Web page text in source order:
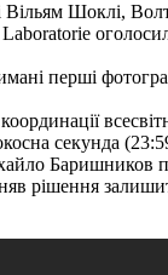
Вільям Шоклі,
перші
секунда
Баришников
рішення